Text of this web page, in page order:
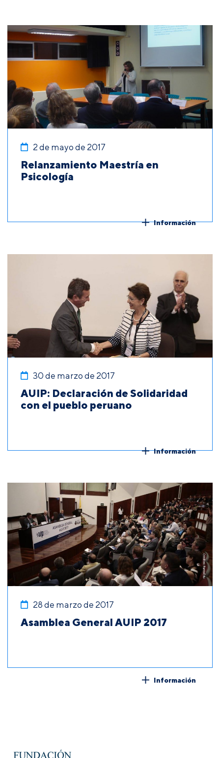
2 de mayo de 2017
Relanzamiento Maestría en
Psicología
Información
30 de marzo de 2017
AUIP: Declaración de Solidaridad
con el pueblo peruano
Información
28 de marzo de 2017
Asamblea General AUIP 2017
Información